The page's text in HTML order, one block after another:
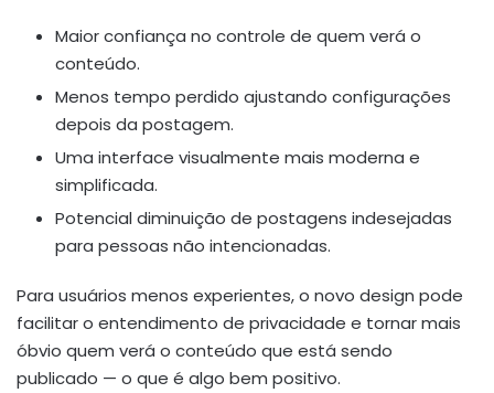
Maior confiança no controle de quem verá o
conteúdo.
Menos tempo perdido ajustando configurações
depois da postagem.
Uma interface visualmente mais moderna e
simplificada.
Potencial diminuição de postagens indesejadas
para pessoas não intencionadas.
Para usuários menos experientes, o novo design pode
facilitar o entendimento de privacidade e tornar mais
óbvio quem verá o conteúdo que está sendo
publicado — o que é algo bem positivo.